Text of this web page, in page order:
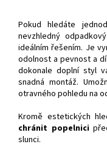
Pokud hledáte
nevzhledný
ideálním řešením. Je
odolnost a pevnost a
dokonale doplní styl
snadná montáž.
otravného pohledu na
Kromě estetických
chránit popelnici
slunci.